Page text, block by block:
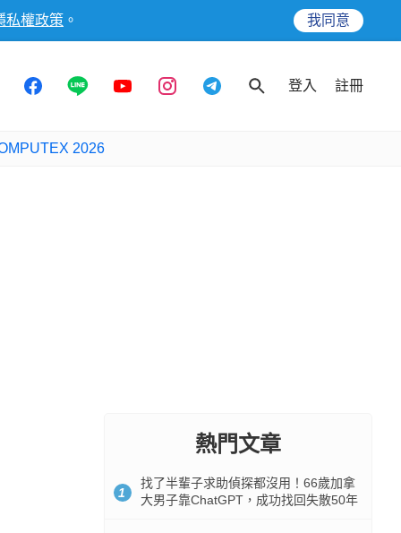
私權政策 。 我同意
登入 註冊
2026
熱門文章
1
找了半輩子求助偵探都沒用！66歲加拿
大男子靠ChatGPT，成功找回失散50年